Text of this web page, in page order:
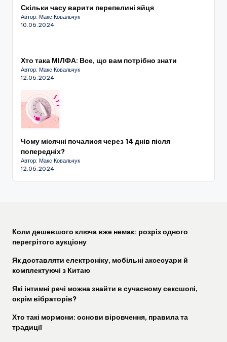
Скільки часу варити перепелині яйця
Автор: Макс Ковальчук
10.06.2024
Хто така МІЛФА: Все, що вам потрібно знати
Автор: Макс Ковальчук
12.06.2024
Чому місячні почалися через 14 днів після
попередніх?
Автор: Макс Ковальчук
12.06.2024
Коли дешевшого ключа вже немає: розріз одного
перегрітого аукціону
Як доставляти електроніку, мобільні аксесуари й
комплектуючі з Китаю
Які інтимні речі можна знайти в сучасному сексшопі,
окрім вібраторів?
Хто такі мормони: основи віровчення, правила та
традиції